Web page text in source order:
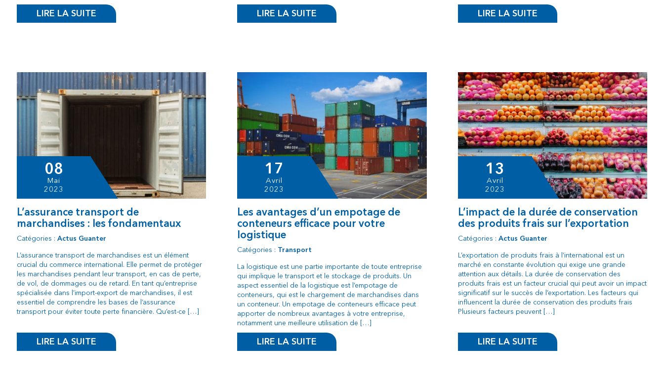
LIRE LA SUITE LIRE LA SUITE LIRE LA SUITE
08
Mai
2023
L’assurance transport de
marchandises : les fondamentaux
Catégories : Actus Guanter
L’assurance transport de marchandises est un élément
crucial du commerce international. Elle permet de protéger
les marchandises pendant leur transport, en cas de perte,
de vol, de dommages ou de retard. En tant qu’entreprise
spécialisée dans l’import-export de marchandises, il est
essentiel de comprendre les bases de l’assurance
transport pour éviter toute perte financière. Qu’est-ce […]
LIRE LA SUITE
17
Avril
2023
Les avantages d’un empotage de
conteneurs efficace pour votre
logistique
Catégories : Transport
La logistique est une partie importante de toute entreprise
qui implique le transport et le stockage de produits. Un
aspect essentiel de la logistique est l’empotage de
conteneurs, qui est le chargement de marchandises dans
un conteneur. Un empotage de conteneurs efficace peut
apporter de nombreux avantages à votre entreprise,
notamment une meilleure utilisation de […]
LIRE LA SUITE
13
Avril
2023
L’impact de la durée de conservation
des produits frais sur l’exportation
Catégories :Actus Guanter
L’exportation de produits frais à l’international est un
marché en constante évolution qui exige une grande
attention aux détails. La durée de conservation des
produits frais est un facteur crucial qui peut avoir un impact
significatif sur le succès de l’exportation. Les facteurs qui
influencent la durée de conservation des produits frais
Plusieurs facteurs peuvent […]
LIRE LA SUITE